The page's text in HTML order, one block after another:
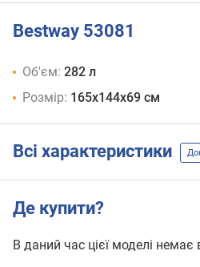
Bestway 53081
Об'єм: 282 л
Розмір: 165х144х69 см
Всі характеристики
Де купити?
В даний час цієї моделі немає